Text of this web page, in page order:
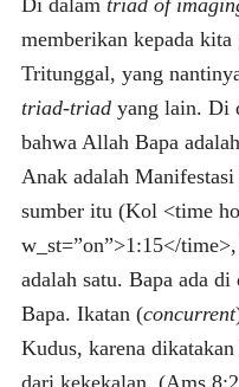
Di dalam triad of
memberikan kepada kita
Tritunggal, yang
triad-triad yang lain. Di
bahwa Allah Bapa
Anak adalah
sumber itu (Kol <time
w_st=”on”>1:15</
adalah satu. Bapa ada
Bapa. Ikatan (concurrent
Kudus, karena